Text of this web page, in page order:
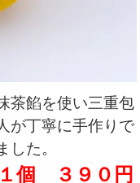
茶餡を使い三重包
が丁寧に手作りで
した。
個 ３９０円